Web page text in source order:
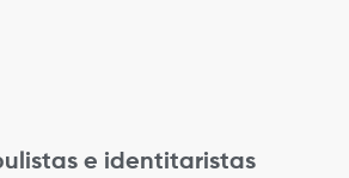
e identitaristas